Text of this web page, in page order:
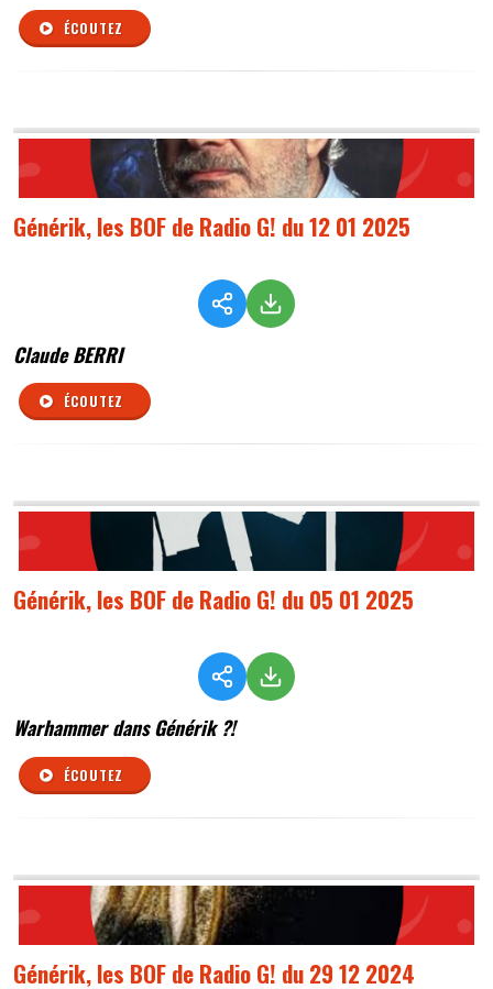
ÉCOUTEZ
Générik, les BOF de Radio G! du 12 01 2025
Claude BERRI
ÉCOUTEZ
Générik, les BOF de Radio G! du 05 01 2025
Warhammer dans Générik ?!
ÉCOUTEZ
Générik, les BOF de Radio G! du 29 12 2024